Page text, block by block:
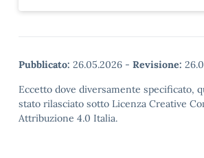
Pubblicato: 26.05.2026 - Revisione:
Eccetto dove diversamente specificato,
stato rilasciato sotto Licenza Creative
Attribuzione 4.0 Italia.